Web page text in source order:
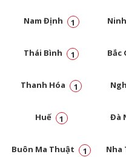
Nam Định 1
Thái Bình 1 Bắc
Thanh Hóa 1
Huế 1 Đà
Buôn Ma Thuật 1 Nha